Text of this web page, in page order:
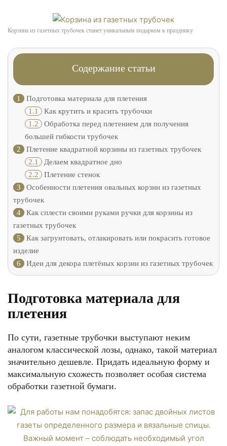
Корзина из газетных трубочек станет уникальным подарком к празднику
Содержание статьи
1
Подготовка материала для плетения
1.1 Как крутить и красить трубочки
1.2 Обработка перед плетением для получения
большей гибкости трубочек
2
Плетение квадратной корзины из газетных трубочек
2.1 Делаем квадратное дно
2.2 Плетение стенок
3
Особенности плетения овальных корзин из газетных
трубочек
4
Как сплести своими руками ручки для корзины из
газетных трубочек
5
Как загрунтовать, отлакировать или покрасить готовое
изделие
6
Идеи для декора плетёных корзин из газетных трубочек
Подготовка материала для
плетения
По сути, газетные трубочки выступают неким
аналогом классической лозы, однако, такой материал
значительно дешевле. Придать идеальную форму и
максимальную схожесть позволяет особая система
обработки газетной бумаги.